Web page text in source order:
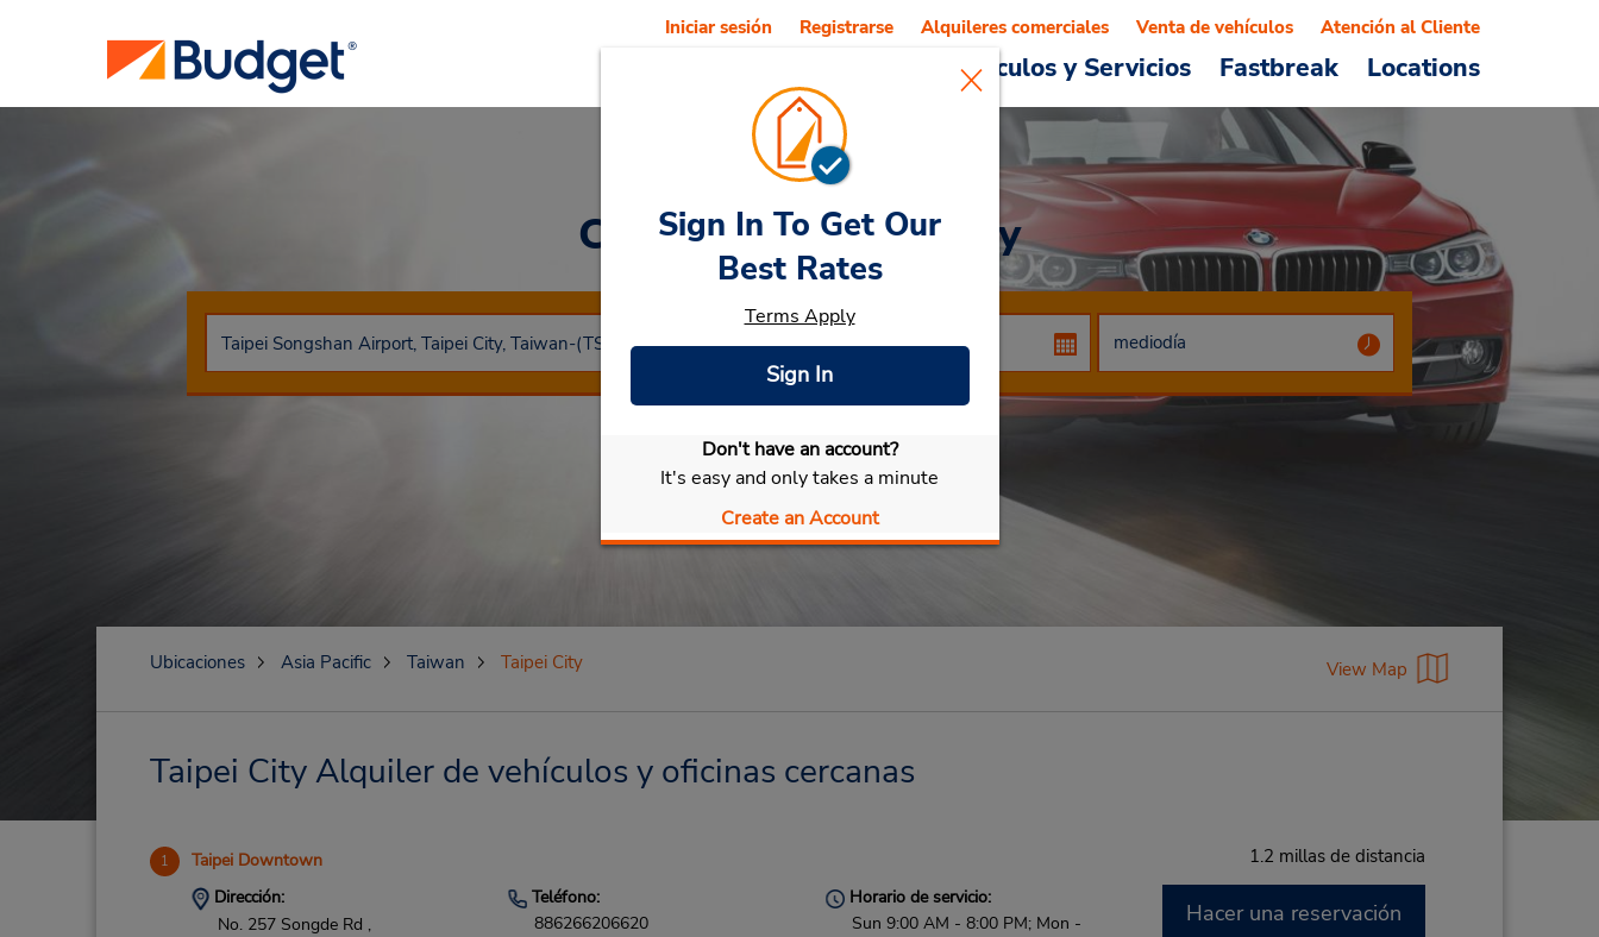
Vehículos y Servicios Fastbreak Locations
Iniciar sesión Registrarse Alquileres comerciales Venta de vehículos Atención al Cliente
Car RentalTaipei City
Seleccionar mi vehículo
Sign In To Get Our
Best Rates
Terms Apply
Sign In
Don't have an account?
It's easy and only takes a minute
Create an Account
Ubicaciones Asia Pacific Taiwan Taipei City View Map
Taipei City Alquiler de vehículos y oficinas cercanas
1 Taipei Downtown 1.2 millas de distancia
Dirección:
No. 257 Songde Rd ,
Teléfono:
886266206620
Horario de servicio:
Sun 9:00 AM - 8:00 PM; Mon -
Hacer una reservación